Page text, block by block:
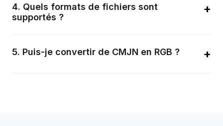
couleurs. Pour l'impression, les profils courants incluent
FOGRA39, SWOP et GRACoL.
4. Quels formats de fichiers sont
supportés ?
+
jusqu'à 50 Mo. Vous pouvez exporter les fichiers convertis
5. Puis-je convertir de CMJN en RGB ? +